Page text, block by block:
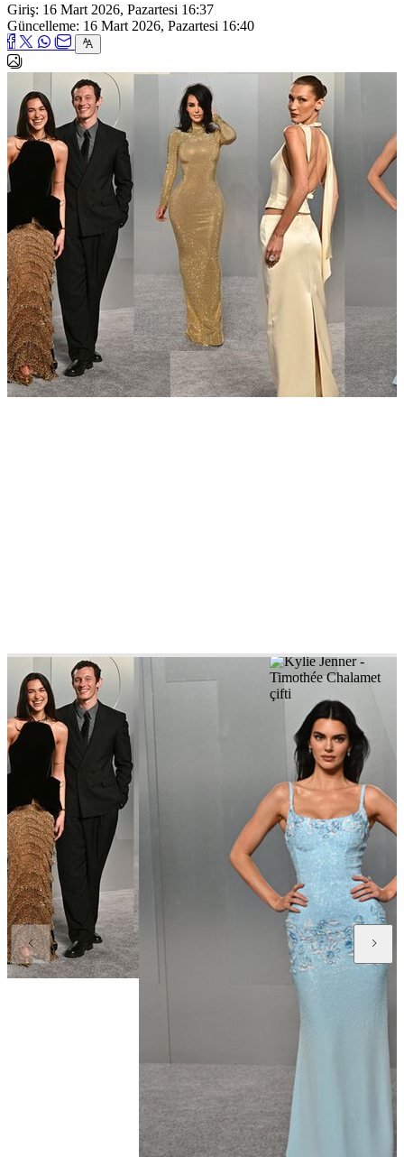
Giriş: 16 Mart 2026, Pazartesi 16:37
Güncelleme: 16 Mart 2026, Pazartesi 16:40